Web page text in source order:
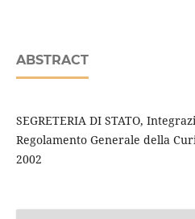
ABSTRACT
SEGRETERIA DI STATO,
Regolamento Generale della
2002